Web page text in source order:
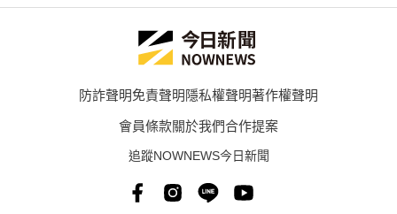
防詐聲明免責聲明隱私權聲明著作權聲明
會員條款關於我們合作提案
追蹤NOWNEWS今日新聞